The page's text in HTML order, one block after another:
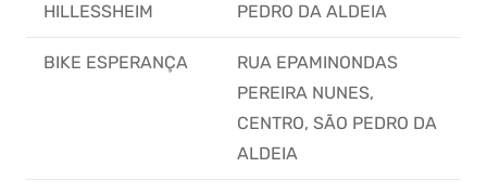
HILLESSHEIM
PEDRO DA ALDEIA
BIKE ESPERANÇA
RUA EPAMINONDAS
PEREIRA NUNES,
CENTRO, SÃO PEDRO DA
ALDEIA